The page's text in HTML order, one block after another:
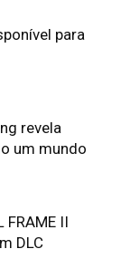
para
revela
um mundo
FRAME II
DLC